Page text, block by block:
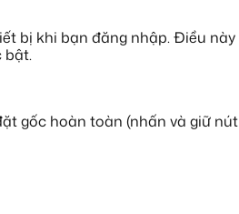
bị khi bạn đăng nhập. Điều
bật.
gốc hoàn toàn (nhấn và giữ
.